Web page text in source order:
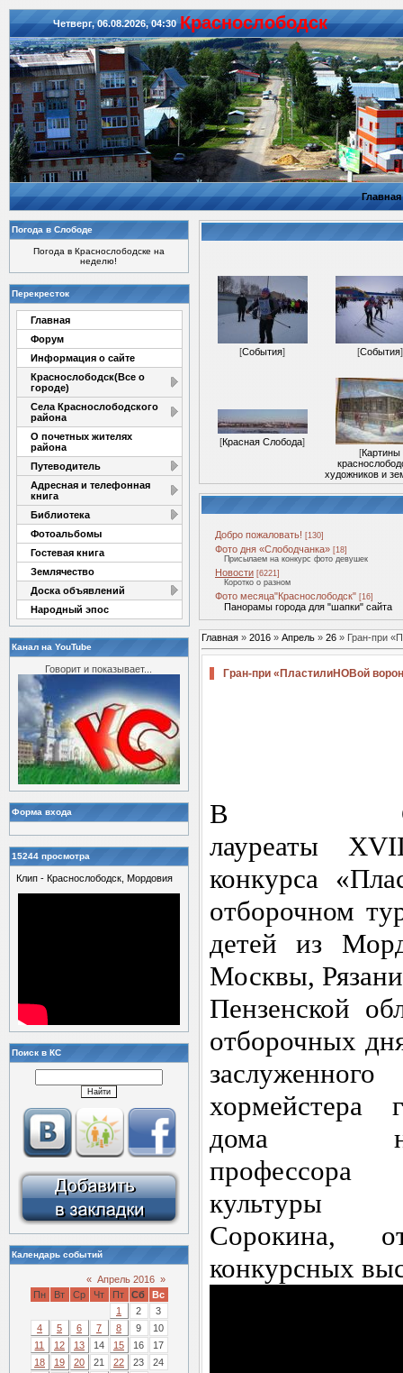
Четверг, 06.08.2026, 04:30 Красноcлободск
Главная
Погода в Слободе
Погода в Краснослободске на
неделю!
Перекресток
Главная
Форум
Информация о сайте
Краснослободск(Все о
городе)
Села Краснослободского
района
О почетных жителях
района
Путеводитель
Адресная и телефонная
книга
Библиотека
Фотоальбомы
Гостевая книга
Землячество
Доска объявлений
Народный эпос
Канал на YouTube
Говорит и показывает...
Форма входа
15244 просмотра
Клип - Краснослободск, Мордовия
Поиск в КС
Календарь событий
« Апрель 2016 »
Пн
Вт Ср Чт Пт Сб
Вс
1
2
3
4
5 6 7 8 9
10
11
12 13 14 15 16
17
18
19 20 21 22 23
24
[События] [События]
[Красная Слобода]
[Картины
художников и
Добро пожаловать! [130]
Фото дня «Слободчанка» [18]
Присылаем на конкурс фото девушек
Новости [6221]
Коротко о разном
Фото месяца"Краснослободск" [16]
Панорамы города для "шапки" сайта
Главная » 2016 » Апрель » 26 » Гран-при
Гран-при «ПластилиНОВой
В
лауреаты
конкурса
отборочном
детей из
Москвы,
Пензенской
отборочных
хормейстера
дома
профессора
Сорокина,
конкурсных